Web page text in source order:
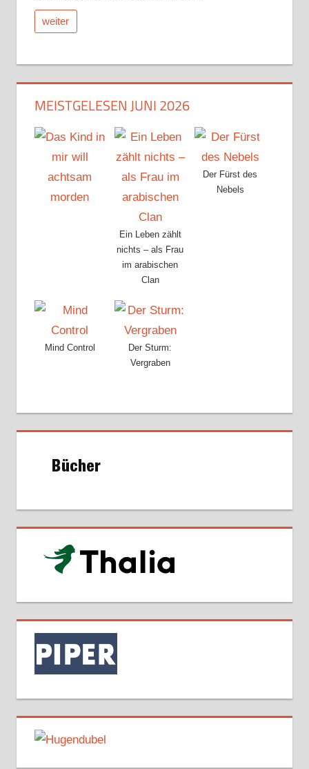
weiter
MEISTGELESEN JUNI 2026
Ein Leben zählt
nichts – als Frau
im arabischen
Clan
Der Fürst des
Nebels
Mind Control
Der Sturm:
Vergraben